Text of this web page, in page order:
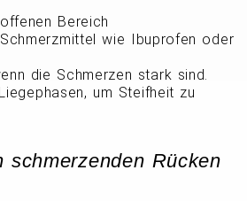
Bereich
wie Ibuprofen oder
die Schmerzen stark sind.
um Steifheit zu
Rücken